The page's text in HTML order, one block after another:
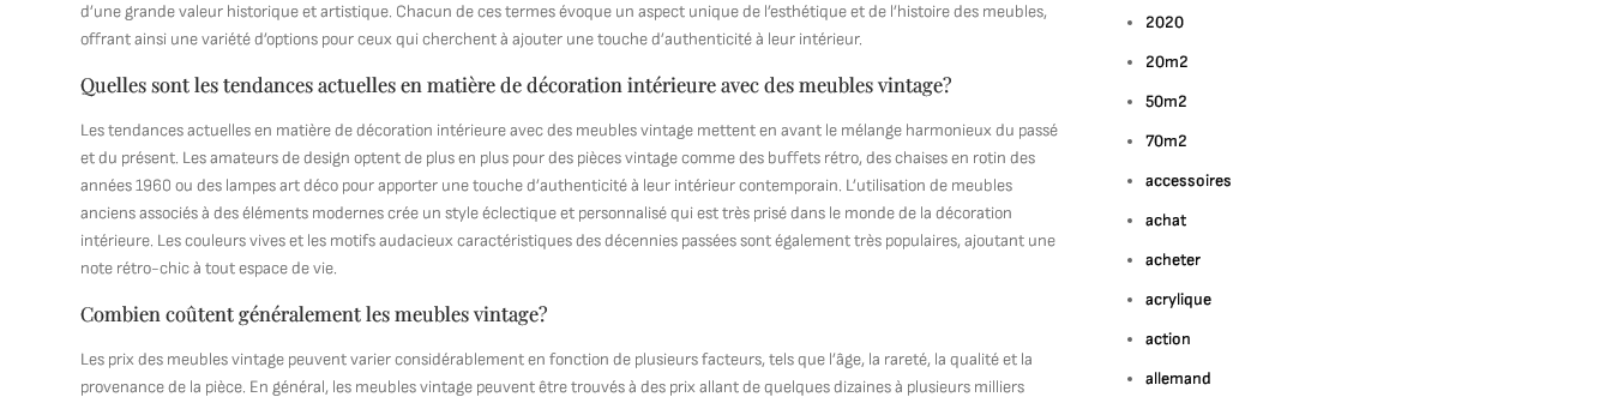
d’une grande valeur historique et artistique. Chacun de ces termes évoque un aspect unique de l’esthétique et de l’histoire des meubles,
offrant ainsi une variété d’options pour ceux qui cherchent à ajouter une touche d’authenticité à leur intérieur.
Quelles sont les tendances actuelles en matière de décoration intérieure avec des meubles vintage?
Les tendances actuelles en matière de décoration intérieure avec des meubles vintage mettent en avant le mélange harmonieux du passé
et du présent. Les amateurs de design optent de plus en plus pour des pièces vintage comme des buffets rétro, des chaises en rotin des
années 1960 ou des lampes art déco pour apporter une touche d’authenticité à leur intérieur contemporain. L’utilisation de meubles
anciens associés à des éléments modernes crée un style éclectique et personnalisé qui est très prisé dans le monde de la décoration
intérieure. Les couleurs vives et les motifs audacieux caractéristiques des décennies passées sont également très populaires, ajoutant une
note rétro-chic à tout espace de vie.
Combien coûtent généralement les meubles vintage?
Les prix des meubles vintage peuvent varier considérablement en fonction de plusieurs facteurs, tels que l’âge, la rareté, la qualité et la
provenance de la pièce. En général, les meubles vintage peuvent être trouvés à des prix allant de quelques dizaines à plusieurs milliers
2020
20m2
50m2
70m2
accessoires
achat
acheter
acrylique
action
allemand